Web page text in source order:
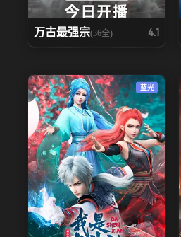
万古最强宗(36全) 4.1
蓝光